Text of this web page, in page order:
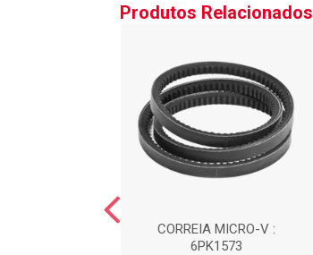
Produtos Relacionados
CORREIA MICRO-V :
6PK1573